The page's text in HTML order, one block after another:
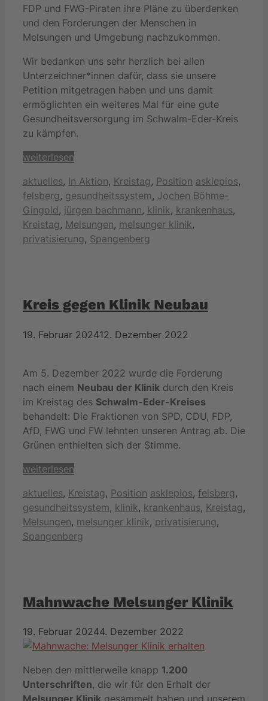
FDP und FWG-Piraten ihre Pläne zu überdenken
und den Forderungen der Menschen in
Melsungen und Umgebung nachzukommen.
Wir bedanken uns sehr herzlich bei allen
Unterzeichner*innen dafür, dass sie unsere
Petition mitgetragen haben und uns damit
ermöglichten ein weiteres Mal für eine gute
Gesundheitsversorgung im Schwalm-Eder-Kreis
zu kämpfen.
weiterlesen
Kategorien
aktuelles, In Aktion, Kreistag, Position Schlagwörter
asklepios,
felsberg, gesundheitssystem, Jochen Böhme-
Gingold, jürgen bachmann, klinik, krankenhaus,
Kreistag, Melsungen, melsunger klinik,
privatisierung, Spangenberg
Kreis gegen Klinik Neubau
19. Februar 202412. Dezember 2022
Am 5. Dezember 2022 wurde die Forderung
nach einem Neubau der Klinik durch den Kreis
im Kreistag des Schwalm-Eder-Kreises
behandelt: Die Fraktionen von SPD, CDU, FDP,
AfD, FWG und FW lehnten unseren Antrag ab. Die
Grünen enthielten sich der Stimme.
weiterlesen
Kategorien
aktuelles, Kreistag, Position Schlagwörter
asklepios, felsberg,
gesundheitssystem, klinik, krankenhaus, Kreistag,
Melsungen, melsunger klinik, privatisierung,
Spangenberg
Mahnwache Melsunger Klinik
19. Februar 20244. Dezember 2022
Neben den mittlerweile knapp 1.200
Unterschriften, die wir für den Erhalt der